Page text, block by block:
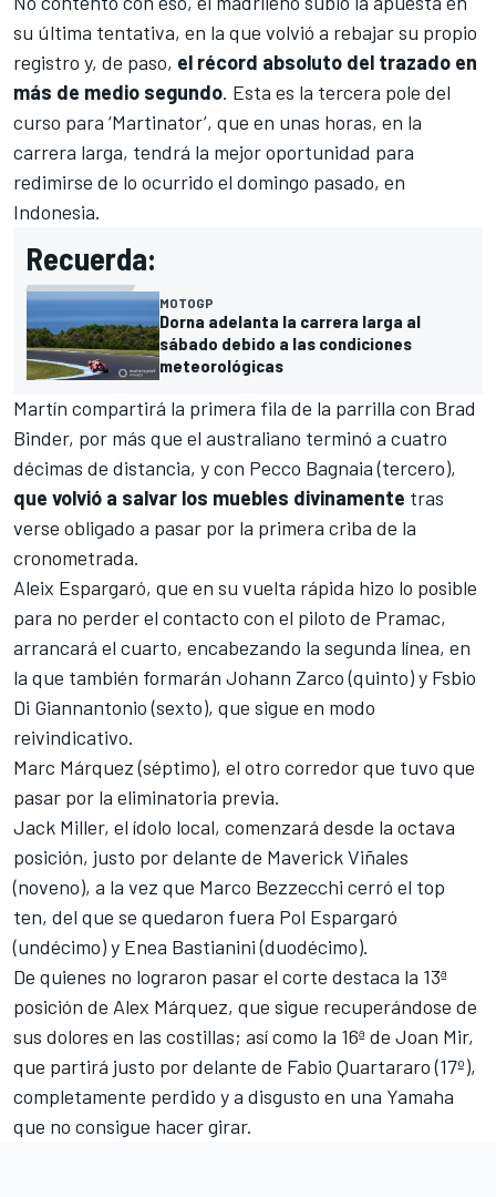
su última tentativa, en la que volvió a rebajar su propio
registro y, de paso, el récord absoluto del trazado en
más de medio segundo. Esta es la tercera pole del
curso para ‘Martinator’, que en unas horas, en la
carrera larga, tendrá la mejor oportunidad para
redimirse de lo ocurrido el domingo pasado, en
Indonesia.
Recuerda:
MOTOGP
Dorna adelanta la carrera larga al
sábado debido a las condiciones
meteorológicas
Martín compartirá la primera fila de la parrilla con Brad
Binder, por más que el australiano terminó a cuatro
décimas de distancia, y con Pecco Bagnaia(tercero),
que volvió a salvar los muebles divinamente tras
verse obligado a pasar por la primera criba de la
cronometrada.
Aleix Espargaró, que en su vuelta rápida hizo lo posible
para no perder el contacto con el piloto de Pramac,
arrancará el cuarto, encabezando la segunda línea, en
la que también formarán Johann Zarco(quinto) y Fsbio
Di Giannantonio (sexto), que sigue en modo
reivindicativo.
Marc Márquez(séptimo), el otro corredor que tuvo que
pasar por la eliminatoria previa.
Jack Miller, el ídolo local, comenzará desde la octava
posición, justo por delante de Maverick Viñales
(noveno), a la vez que Marco Bezzecchi cerró el top
ten, del que se quedaron fuera Pol Espargaró
(undécimo) y Enea Bastianini(duodécimo).
De quienes no lograron pasar el corte destaca la 13ª
posición de Alex Márquez, que sigue recuperándose de
sus dolores en las costillas; así como la 16ª de Joan Mir,
que partirá justo por delante de Fabio Quartararo(17º),
completamente perdido y a disgusto en una Yamaha
que no consigue hacer girar.